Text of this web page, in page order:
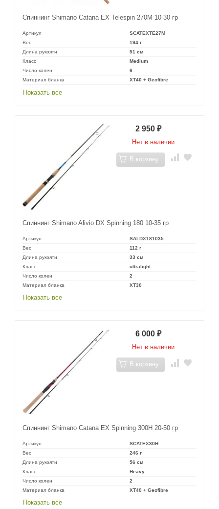
Спиннинг Shimano Catana EX Telespin 270M 10-30 гр
Артикул
SCATEXTE27M
Вес
194 г
Длина рукояти
51 см
Класс
Medium
Число колен
6
Материал бланка
XT40 + Geofibre
Показать все
Спиннинг Shimano Alivio DX Spinning 180 10-35 гр
Артикул
SALDX181035
Вес
112 г
Длина рукояти
33 см
Класс
ultralight
Число колен
2
Материал бланка
XT30
Показать все
2 950 ₽
Нет в наличии
В корзину
Спиннинг Shimano Catana EX Spinning 300H 20-50 гр
Артикул
SCATEX30H
Вес
246 г
Длина рукояти
56 см
Класс
Heavy
Число колен
2
Материал бланка
XT40 + Geofibre
Показать все
6 000 ₽
Нет в наличии
В корзину